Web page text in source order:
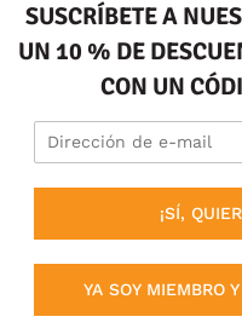
SUSCRÍBETE A
UN 10 % DE
CON UN
¡SÍ,
YA SOY MIEMBRO